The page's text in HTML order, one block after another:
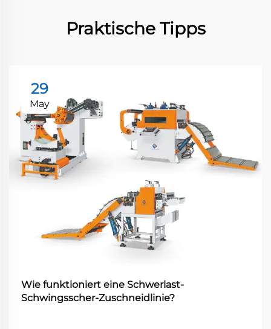
Praktische Tipps
29
May
Wie funktioniert eine Schwerlast-
Schwingsscher-Zuschneidlinie?